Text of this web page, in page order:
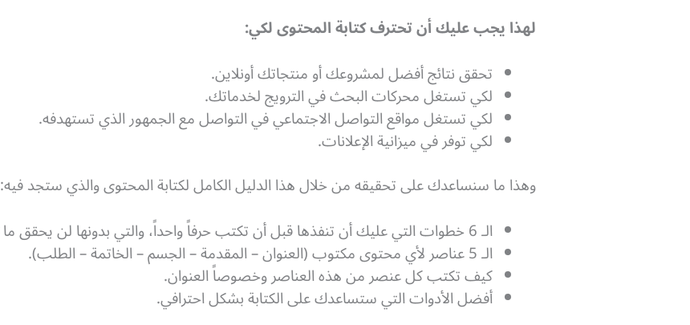
لهذا يجب عليك أن تحترف كتابة المحتوى لكي:
تحقق نتائج أفضل لمشروعك أو منتجاتك أونلاين.
لكي تستغل محركات البحث في الترويج لخدماتك.
لكي تستغل مواقع التواصل الاجتماعي في التواصل مع الجمهور الذي تستهدفه.
لكي توفر في ميزانية الإعلانات.
وهذا ما سنساعدك على تحقيقه من خلال هذا الدليل الكامل لكتابة المحتوى والذي ستجد فيه:
الـ 6 خطوات التي عليك أن تنفذها قبل أن تكتب حرفاً واحداً، والتي بدونها لن يحقق ما تكتبه أي نتائج.
الـ 5 عناصر لأي محتوى مكتوب (العنوان – المقدمة – الجسم – الخاتمة – الطلب).
كيف تكتب كل عنصر من هذه العناصر وخصوصاً العنوان.
أفضل الأدوات التي ستساعدك على الكتابة بشكل احترافي.